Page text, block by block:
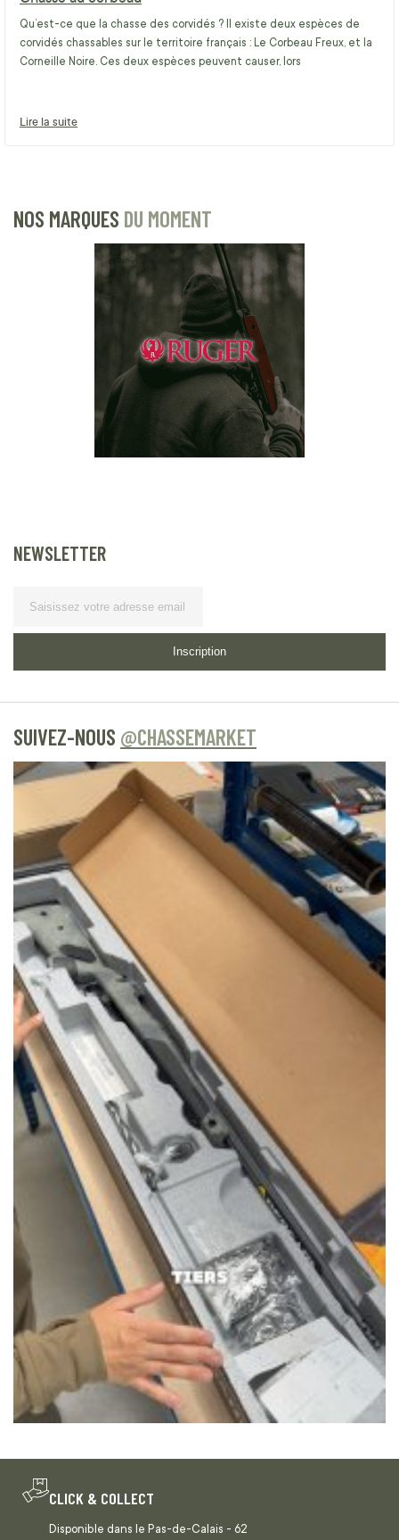
Qu’est-ce que la chasse des corvidés ? Il existe deux espèces de
corvidés chassables sur le territoire français : Le Corbeau Freux, et la
Corneille Noire. Ces deux espèces peuvent causer, lors
Lire la suite
NOS MARQUES DU MOMENT
NEWSLETTER
Inscription
SUIVEZ-NOUS @CHASSEMARKET
CLICK & COLLECT
Disponible dans le Pas-de-Calais - 62